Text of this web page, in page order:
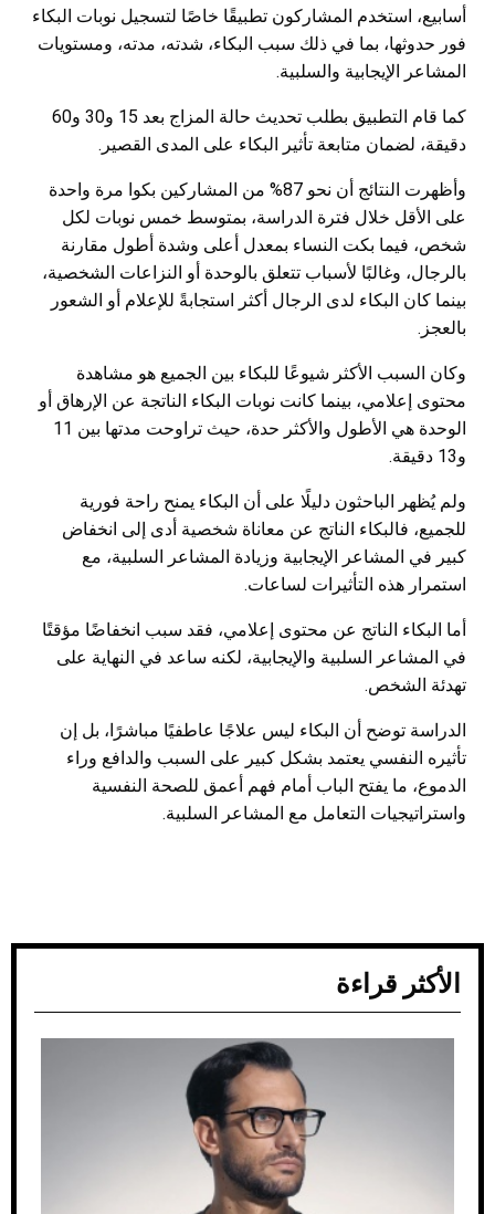
أسابيع، استخدم المشاركون تطبيقًا خاصًا لتسجيل نوبات البكاء
فور حدوثها، بما في ذلك سبب البكاء، شدته، مدته، ومستويات
المشاعر الإيجابية والسلبية.
كما قام التطبيق بطلب تحديث حالة المزاج بعد 15 و30 و60
دقيقة، لضمان متابعة تأثير البكاء على المدى القصير.
وأظهرت النتائج أن نحو 87% من المشاركين بكوا مرة واحدة
على الأقل خلال فترة الدراسة، بمتوسط خمس نوبات لكل
شخص، فيما بكت النساء بمعدل أعلى وشدة أطول مقارنة
بالرجال، وغالبًا لأسباب تتعلق بالوحدة أو النزاعات الشخصية،
بينما كان البكاء لدى الرجال أكثر استجابةً للإعلام أو الشعور
بالعجز.
وكان السبب الأكثر شيوعًا للبكاء بين الجميع هو مشاهدة
محتوى إعلامي، بينما كانت نوبات البكاء الناتجة عن الإرهاق أو
الوحدة هي الأطول والأكثر حدة، حيث تراوحت مدتها بين 11
و13 دقيقة.
ولم يُظهر الباحثون دليلًا على أن البكاء يمنح راحة فورية
للجميع، فالبكاء الناتج عن معاناة شخصية أدى إلى انخفاض
كبير في المشاعر الإيجابية وزيادة المشاعر السلبية، مع
استمرار هذه التأثيرات لساعات.
أما البكاء الناتج عن محتوى إعلامي، فقد سبب انخفاضًا مؤقتًا
في المشاعر السلبية والإيجابية، لكنه ساعد في النهاية على
تهدئة الشخص.
الدراسة توضح أن البكاء ليس علاجًا عاطفيًا مباشرًا، بل إن
تأثيره النفسي يعتمد بشكل كبير على السبب والدافع وراء
الدموع، ما يفتح الباب أمام فهم أعمق للصحة النفسية
واستراتيجيات التعامل مع المشاعر السلبية.
الأكثر قراءة